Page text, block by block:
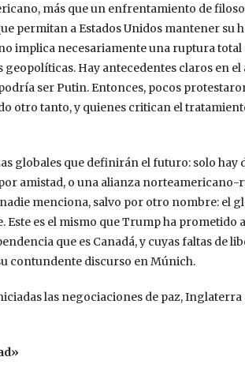
más que un enfrentamiento de
permitan a Estados Unidos mantener
implica necesariamente una ruptura total
geopolíticas. Hay antecedentes claros en
ser Putin. Entonces, pocos
otro tanto, y quienes critican el
globales que definirán el futuro: solo hay
amistad, o una alianza
menciona, salvo por otro nombre: el
es el mismo que Trump ha prometido
que es Canadá, y cuyas faltas de
contundente discurso en Múnich.
las negociaciones de paz,